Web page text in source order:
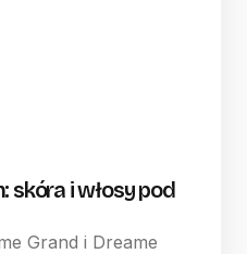
skóra i włosy pod
Grand i Dreame